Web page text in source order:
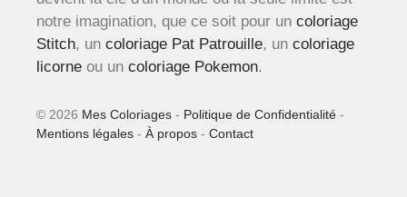
notre imagination, que ce soit pour un coloriage
Stitch, un coloriage Pat Patrouille, un coloriage
licorne ou un coloriage Pokemon.
© 2026 Mes Coloriages - Politique de Confidentialité -
Mentions légales - À propos - Contact